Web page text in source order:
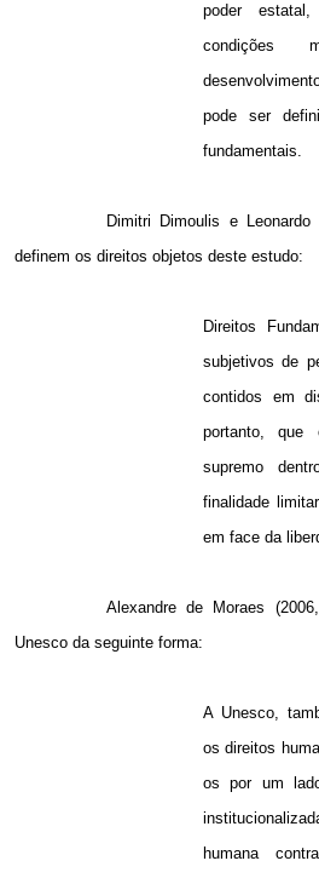
poder
pode ser
fundamentais.
Dimitri Dimoulis e
definem os direitos objetos deste estudo:
Direitos
subjetivos de
contidos em
portanto, que
supremo
finalidade
em face da
Alexandre de Moraes
Unesco da seguinte forma:
A Unesco,
os direitos
os por um
humana